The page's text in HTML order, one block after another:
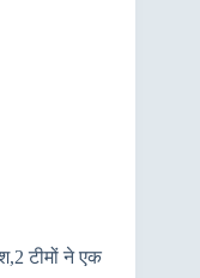
टीमों ने एक